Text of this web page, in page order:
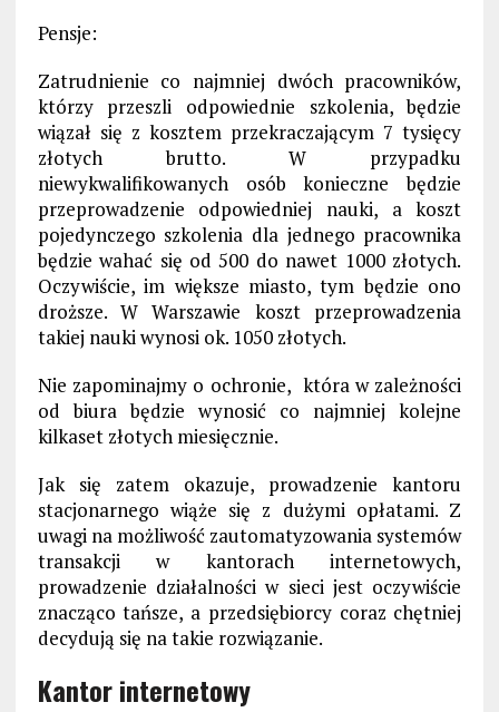
Pensje:
Zatrudnienie co najmniej dwóch pracowników,
którzy przeszli odpowiednie szkolenia, będzie
wiązał się z kosztem przekraczającym 7 tysięcy
złotych brutto. W przypadku
niewykwalifikowanych osób konieczne będzie
przeprowadzenie odpowiedniej nauki, a koszt
pojedynczego szkolenia dla jednego pracownika
będzie wahać się od 500 do nawet 1000 złotych.
Oczywiście, im większe miasto, tym będzie ono
droższe. W Warszawie koszt przeprowadzenia
takiej nauki wynosi ok. 1050 złotych.
Nie zapominajmy o ochronie, która w zależności
od biura będzie wynosić co najmniej kolejne
kilkaset złotych miesięcznie.
Jak się zatem okazuje, prowadzenie kantoru
stacjonarnego wiąże się z dużymi opłatami. Z
uwagi na możliwość zautomatyzowania systemów
transakcji w kantorach internetowych,
prowadzenie działalności w sieci jest oczywiście
znacząco tańsze, a przedsiębiorcy coraz chętniej
decydują się na takie rozwiązanie.
Kantor internetowy